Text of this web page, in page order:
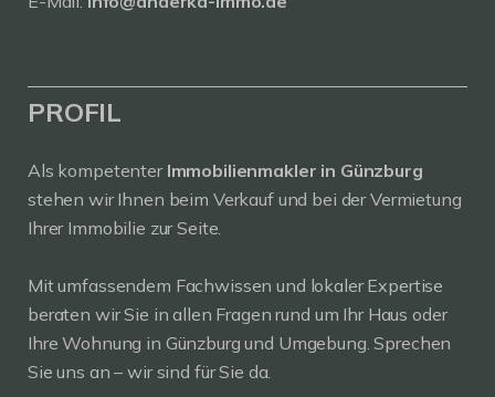
PROFIL
Als kompetenter Immobilienmakler in Günzburg
stehen wir Ihnen beim Verkauf und bei der Vermietung
Ihrer Immobilie zur Seite.
Mit umfassendem Fachwissen und lokaler Expertise
beraten wir Sie in allen Fragen rund um Ihr Haus oder
Ihre Wohnung in Günzburg und Umgebung. Sprechen
Sie uns an – wir sind für Sie da.